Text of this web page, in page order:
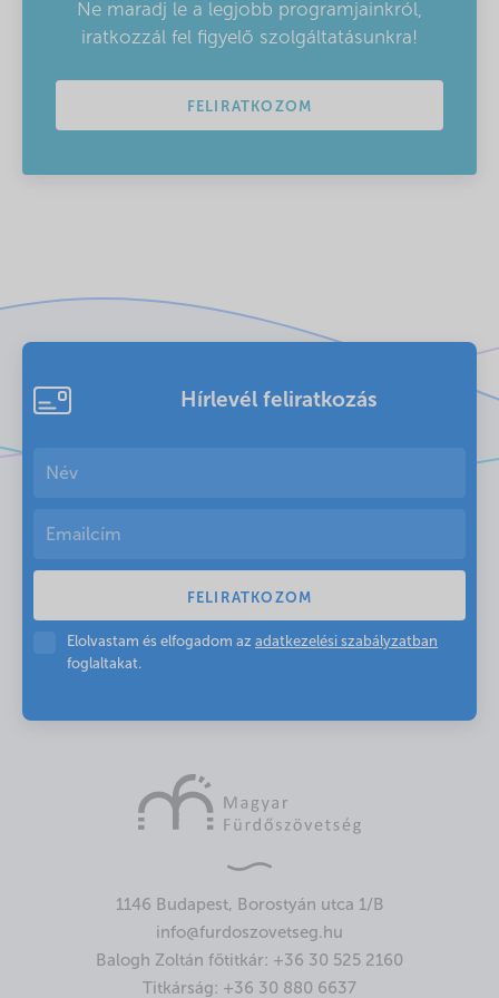
Ne maradj le a legjobb programjainkról,
iratkozzál fel figyelő szolgáltatásunkra!
FELIRATKOZOM
Hírlevél feliratkozás
Elolvastam és elfogadom az adatkezelési szabályzatban
foglaltakat.
1146 Budapest, Borostyán utca 1/B
info@furdoszovetseg.hu
Balogh Zoltán főtitkár: +36 30 525 2160
Titkárság: +36 30 880 6637